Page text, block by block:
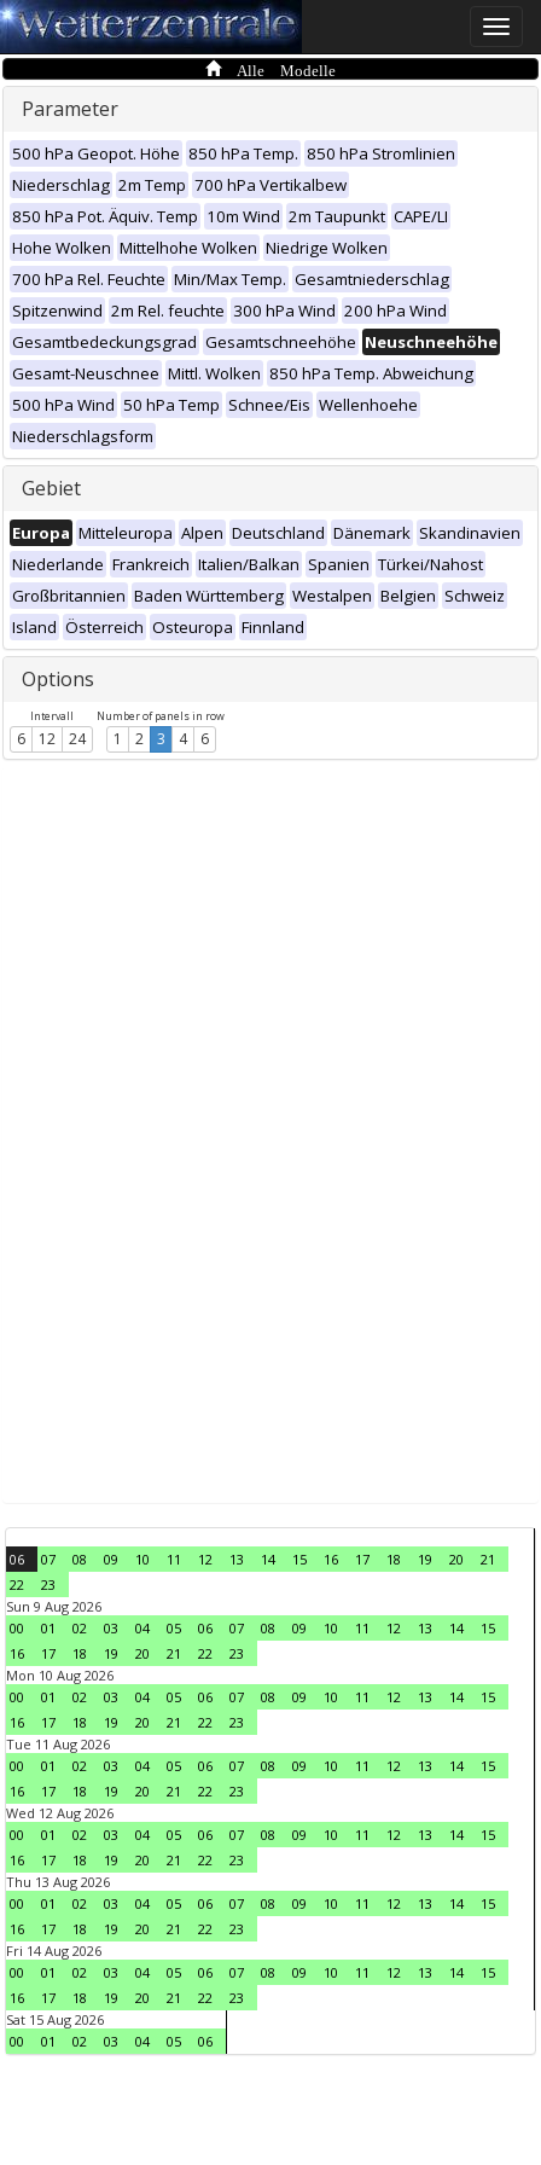
Toggle
Alle Modelle
Parameter
500 hPa Geopot. Höhe 850 hPa Temp. 850 hPa Stromlinien
Niederschlag 2m Temp 700 hPa Vertikalbew
850 hPa Pot. Äquiv. Temp 10m Wind 2m Taupunkt CAPE/LI
Hohe Wolken Mittelhohe Wolken Niedrige Wolken
700 hPa Rel. Feuchte Min/Max Temp. Gesamtniederschlag
Spitzenwind 2m Rel. feuchte 300 hPa Wind 200 hPa Wind
Gesamtbedeckungsgrad Gesamtschneehöhe Neuschneehöhe
Gesamt-Neuschnee Mittl. Wolken 850 hPa Temp. Abweichung
500 hPa Wind 50 hPa Temp Schnee/Eis Wellenhoehe
Niederschlagsform
Gebiet
Europa Mitteleuropa Alpen Deutschland Dänemark Skandinavien
Niederlande Frankreich Italien/Balkan Spanien Türkei/Nahost
Großbritannien Baden Württemberg Westalpen Belgien Schweiz
Island Österreich Osteuropa Finnland
Options
Intervall
6 12 24
Number of panels in row
1 2 3 4 6
06 07 08 09 10 11 12 13 14 15 16 17 18 19 20
21
22
23
Sun 9 Aug 2026
00
01 02 03 04 05 06 07 08 09 10 11 12 13 14
15
16
17 18 19 20 21 22
23
Mon 10 Aug 2026
00
01 02 03 04 05 06 07 08 09 10 11 12 13 14
15
16
17 18 19 20 21 22
23
Tue 11 Aug 2026
00
01 02 03 04 05 06 07 08 09 10 11 12 13 14
15
16
17 18 19 20 21 22
23
Wed 12 Aug 2026
00
01 02 03 04 05 06 07 08 09 10 11 12 13 14
15
16
17 18 19 20 21 22
23
Thu 13 Aug 2026
00
01 02 03 04 05 06 07 08 09 10 11 12 13 14
15
16
17 18 19 20 21 22
23
Fri 14 Aug 2026
00
01 02 03 04 05 06 07 08 09 10 11 12 13 14
15
16
17 18 19 20 21 22
23
Sat 15 Aug 2026
00
01 02 03 04 05 06